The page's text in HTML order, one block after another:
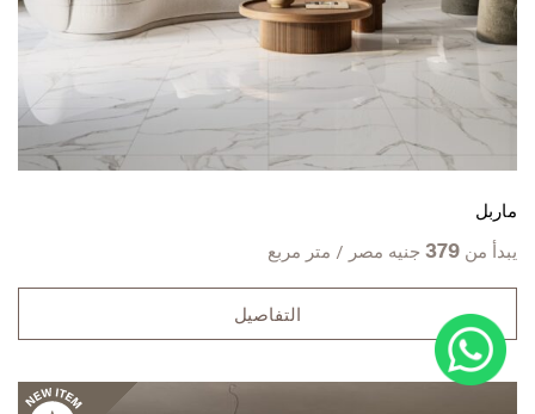
ماربل
يبدأ من 379 جنيه مصر / متر مربع
التفاصيل